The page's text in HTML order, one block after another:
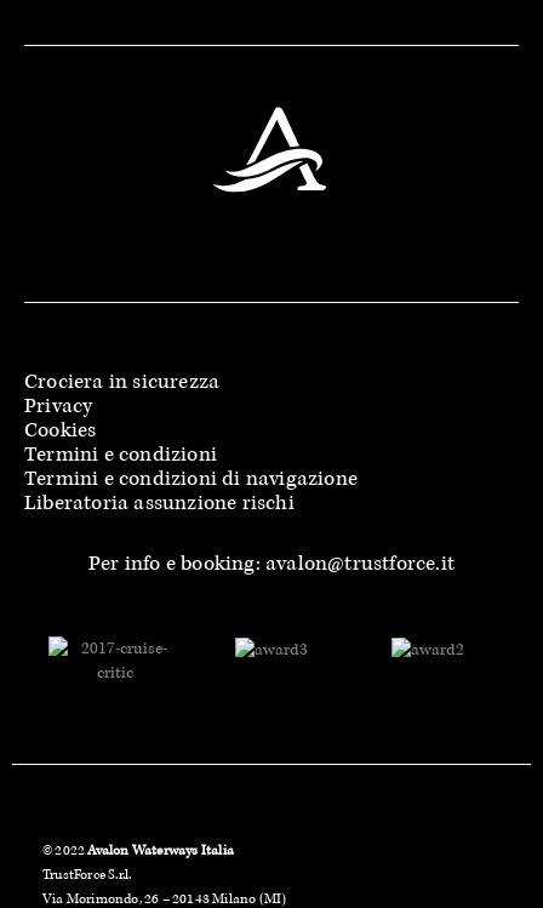
Crociera in sicurezza
Privacy
Cookies
Termini e condizioni
Termini e condizioni di navigazione
Liberatoria assunzione rischi
Per info e booking: avalon@trustforce.it
© 2022Avalon Waterways Italia
TrustForce S.r.l.
Via Morimondo, 26 – 20143 Milano (MI)